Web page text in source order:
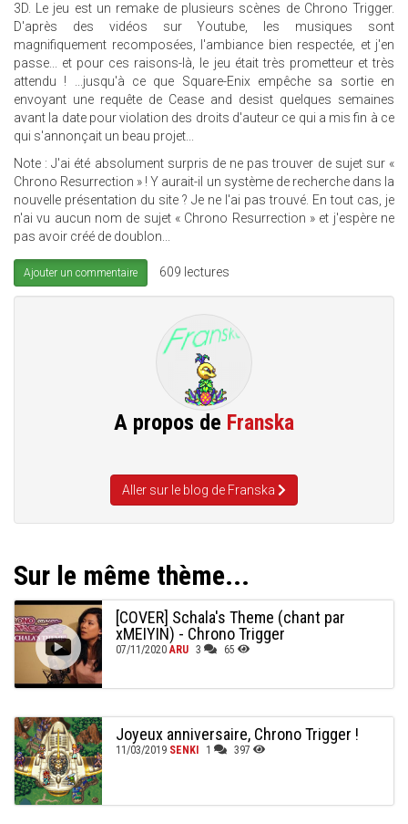
3D. Le jeu est un remake de plusieurs scènes de Chrono Trigger.
D'après des vidéos sur Youtube, les musiques sont
magnifiquement recomposées, l'ambiance bien respectée, et j'en
passe... et pour ces raisons-là, le jeu était très prometteur et très
attendu ! ...jusqu'à ce que Square-Enix empêche sa sortie en
envoyant une requête de Cease and desist quelques semaines
avant la date pour violation des droits d'auteur ce qui a mis fin à ce
qui s'annonçait un beau projet...
Note : J'ai été absolument surpris de ne pas trouver de sujet sur «
Chrono Resurrection » ! Y aurait-il un système de recherche dans la
nouvelle présentation du site ? Je ne l'ai pas trouvé. En tout cas, je
n'ai vu aucun nom de sujet « Chrono Resurrection » et j'espère ne
pas avoir créé de doublon...
Ajouter un commentaire 609 lectures
A propos de Franska
Aller sur le blog de Franska
Sur le même thème...
[COVER] Schala's Theme (chant par
xMEIYIN) - Chrono Trigger
07/11/2020ARU 3 65
Joyeux anniversaire, Chrono Trigger !
11/03/2019 SENKI 1 397